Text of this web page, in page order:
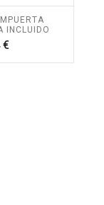
INCLUIDO
€Precio